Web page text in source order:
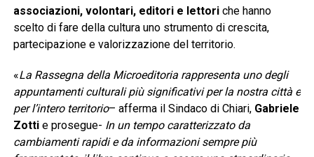
associazioni, volontari, editori e lettoriche hanno
scelto di fare della cultura uno strumento di crescita,
partecipazione e valorizzazione del territorio.
«La Rassegna della Microeditoria rappresenta uno degli
appuntamenti culturali più significativi per la nostra città e
per l’intero territorio– afferma il Sindaco di Chiari, Gabriele
Zotti e prosegue- In un tempo caratterizzato da
cambiamenti rapidi e da informazioni sempre più